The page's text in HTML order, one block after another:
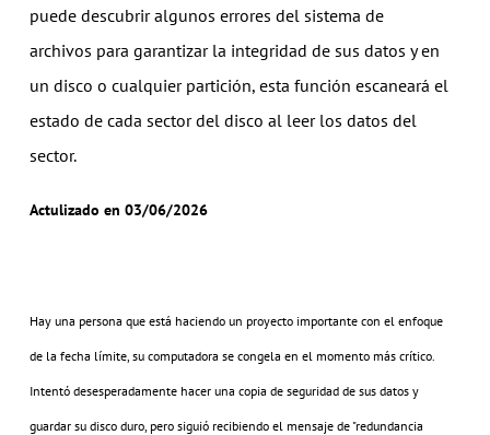
puede descubrir algunos errores del sistema de
archivos para garantizar la integridad de sus datos y en
un disco o cualquier partición, esta función escaneará el
estado de cada sector del disco al leer los datos del
sector.
Actulizado en 03/06/2026
Hay una persona que está haciendo un proyecto importante con el enfoque
de la fecha límite, su computadora se congela en el momento más crítico.
Intentó desesperadamente hacer una copia de seguridad de sus datos y
guardar su disco duro, pero siguió recibiendo el mensaje de "redundancia